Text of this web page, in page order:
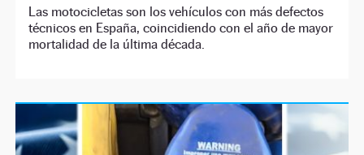
Las motocicletas son los vehículos con más defectos
técnicos en España, coincidiendo con el año de mayor
mortalidad de la última década.